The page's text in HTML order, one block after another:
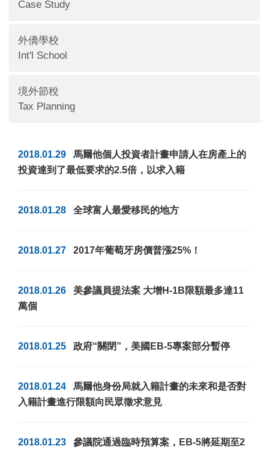
Case Study
外僑學校
Int'l School
境外節稅
Tax Planning
2018.01.29
馬爾他個人投資者計畫申請人在房產上的
投資達到了最低要求的2.5倍，以求入籍
2018.01.28 全球富人最愛移民的地方
2018.01.27 2017年葡萄牙房價普漲25%！
2018.01.26
美參議員提法案 大增H-1B限額最多達11
萬個
2018.01.25 政府“關閉”，美國EB-5專案部分暫停
2018.01.24
馬爾他身份局就入籍計畫的未來和是否對
入籍計畫進行限額向民眾徵求意見
2018.01.23
參議院通過臨時預算案，EB-5將延期至2